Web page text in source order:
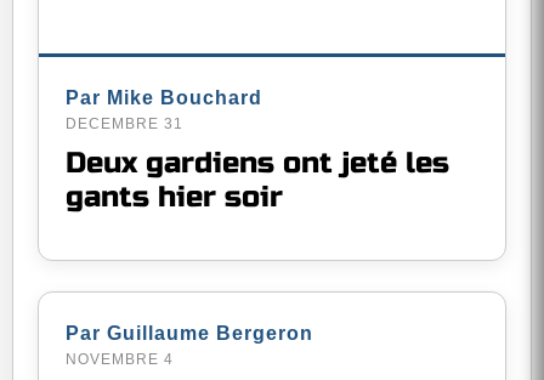
Par Mike Bouchard
DECEMBRE 31
Deux gardiens ont jeté les
gants hier soir
Par Guillaume Bergeron
NOVEMBRE 4